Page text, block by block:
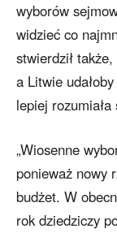
wyborów
widzieć co
stwierdził
a Litwie
lepiej
„Wiosenne
ponieważ nowy
budżet. W
rok dziedziczy